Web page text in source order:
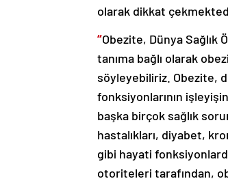
olarak dikkat
“Obezite, Dünya Sağlık
tanıma bağlı olarak
söyleyebiliriz. Obezite,
fonksiyonlarının
başka birçok sağlık
hastalıkları, diyabet,
gibi hayati
otoriteleri tarafından,